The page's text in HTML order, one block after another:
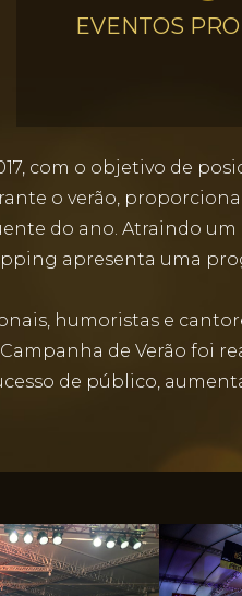
EVENTOS
com o objetivo de
o verão,
do ano. Atraindo um
apresenta uma
humoristas e
de Verão foi
de público,